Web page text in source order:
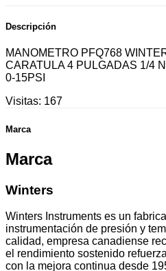
Descripción
MANOMETRO PFQ768
CARATULA 4 PULGADAS 1/4
0-15PSI
Visitas: 167
Marca
Marca
Winters
Winters Instruments es un
instrumentación de presión y
calidad, empresa canadiense
el rendimiento sostenido
con la mejora continua desde